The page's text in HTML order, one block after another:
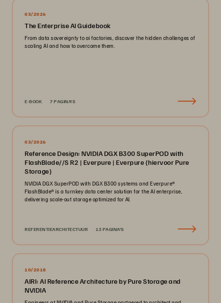
03/2026
The Enterprise AI Guidebook
From data sovereignty to ai factories, discover the hidden challenges of
scaling AI and how to overcome them.
E-BOOK 7 PAGINA'S
03/2026
Reference Design: NVIDIA DGX B300 SuperPOD with
FlashBlade//S R2 | Everpure | Everpure (hiervoor Pure
Storage)
NVIDIA DGX SuperPOD with DGX B300 systems and Everpure®️
FlashBlade®️ is a turnkey data center solution for the AI enterprise,
delivering scale-out storage optimized for AI.
REFERENTIEARCHITECTUUR 13 PAGINA'S
10/2018
AIRI: AI Reference Architecture by Pure Storage and
NVIDIA